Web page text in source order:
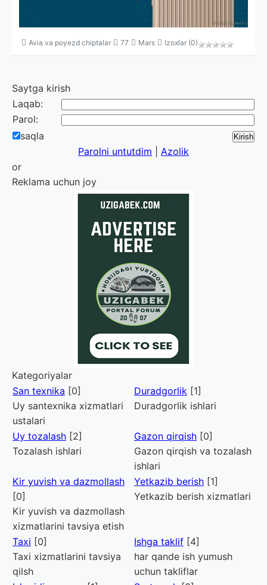
Avia va poyezd chiptalar 77 Mars Izoxlar (0)
Saytga kirish
Laqab:
Parol:
saqla
Parolni untutdim
Azolik
or
Reklama uchun joy
Kategoriyalar
San texnika [0]
Uy santexnika xizmatlari
ustalari
Duradgorlik [1]
Duradgorlik ishlari
Uy tozalash [2]
Tozalash ishlari
Gazon qirqish [0]
Gazon qirqish va tozalash
ishlari
Kir yuvish va dazmollash
[0]
Kir yuvish va dazmollash
xizmatlarini tavsiya etish
Yetkazib berish [1]
Yetkazib berish xizmatlari
Taxi [0]
Taxi xizmatlarini tavsiya
qilsh
Ishga taklif [4]
har qande ish yumush
uchun takliflar